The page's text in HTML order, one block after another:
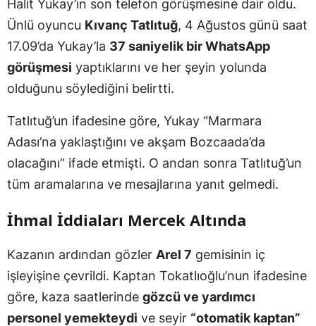
Halit Yukay’ın son telefon görüşmesine dair oldu.
Ünlü oyuncu Kıvanç Tatlıtuğ, 4 Ağustos günü saat
17.09’da Yukay’la 37 saniyelik bir WhatsApp
görüşmesi yaptıklarını ve her şeyin yolunda
olduğunu söylediğini belirtti.
Tatlıtuğ’un ifadesine göre, Yukay “Marmara
Adası’na yaklaştığını ve akşam Bozcaada’da
olacağını” ifade etmişti. O andan sonra Tatlıtuğ’un
tüm aramalarına ve mesajlarına yanıt gelmedi.
İhmal İddiaları Mercek Altında
Kazanın ardından gözler Arel 7 gemisinin iç
işleyişine çevrildi. Kaptan Tokatlıoğlu’nun ifadesine
göre, kaza saatlerinde gözcü ve yardımcı
personel yemekteydi ve seyir “otomatik kaptan”